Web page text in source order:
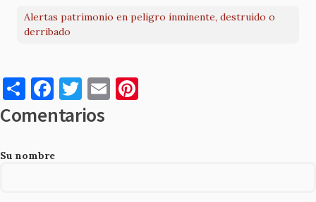
Alertas patrimonio en peligro inminente, destruido o
derribado
S
h
ar
e
F
a
c
e
T
w
it
E
m
Comentarios
Su nombre